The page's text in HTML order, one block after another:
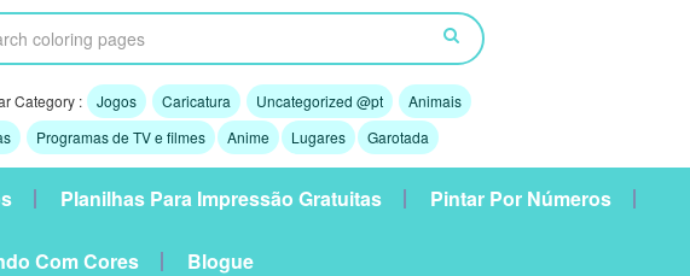
Category : Jogos Caricatura Uncategorized @pt
Animais
Programas de TV e filmes Anime Lugares Garotada
Planilhas Para Impressão Gratuitas Pintar Por Números
Com Cores Blogue